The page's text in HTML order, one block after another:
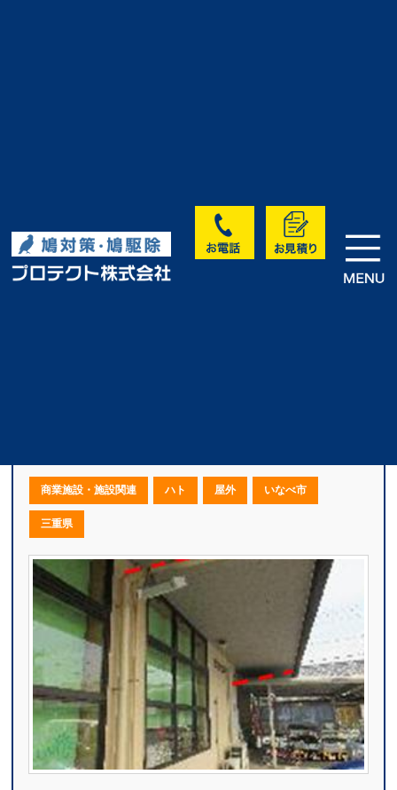
HOME>実績・お客様の声>未分類
J様｜屋根・窓・換気口鳩駆除・
鳩対策工事（三重県いなべ市）
商業施設・施設関連 ハト 屋外 いなべ市
三重県